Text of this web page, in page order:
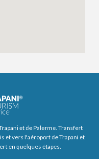
et de Palerme. Transfert
et vers l'aéroport de Trapani et
en quelques étapes.